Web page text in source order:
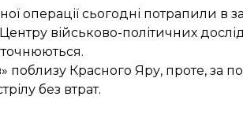
операції сьогодні потрапили в
військово-політичних
поблизу Красного Яру, проте, за
без втрат.